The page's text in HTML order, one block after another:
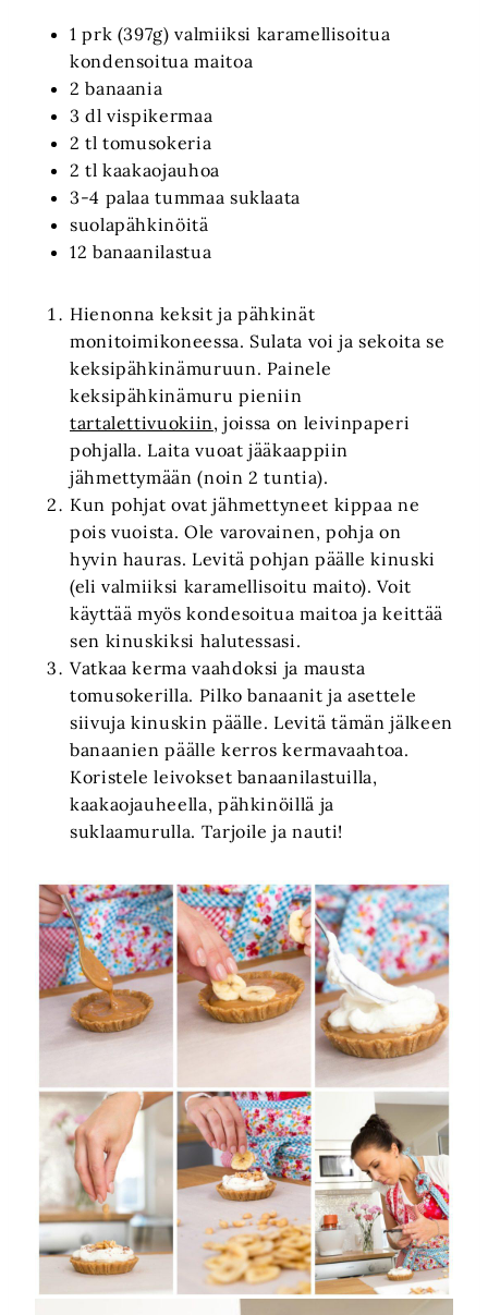
1 prk (397g) valmiiksi karamellisoitua
kondensoitua maitoa
2 banaania
3 dl vispikermaa
2 tl tomusokeria
2 tl kaakaojauhoa
3-4 palaa tummaa suklaata
suolapähkinöitä
12 banaanilastua
Hienonna keksit ja pähkinät
monitoimikoneessa. Sulata voi ja sekoita se
keksipähkinämuruun. Painele
keksipähkinämuru pieniin
tartalettivuokiin, joissa on leivinpaperi
pohjalla. Laita vuoat jääkaappiin
jähmettymään (noin 2 tuntia).
Kun pohjat ovat jähmettyneet kippaa ne
pois vuoista. Ole varovainen, pohja on
hyvin hauras. Levitä pohjan päälle kinuski
(eli valmiiksi karamellisoitu maito). Voit
käyttää myös kondesoitua maitoa ja keittää
sen kinuskiksi halutessasi.
Vatkaa kerma vaahdoksi ja mausta
tomusokerilla. Pilko banaanit ja asettele
siivuja kinuskin päälle. Levitä tämän jälkeen
banaanien päälle kerros kermavaahtoa.
Koristele leivokset banaanilastuilla,
kaakaojauheella, pähkinöillä ja
suklaamurulla. Tarjoile ja nauti!